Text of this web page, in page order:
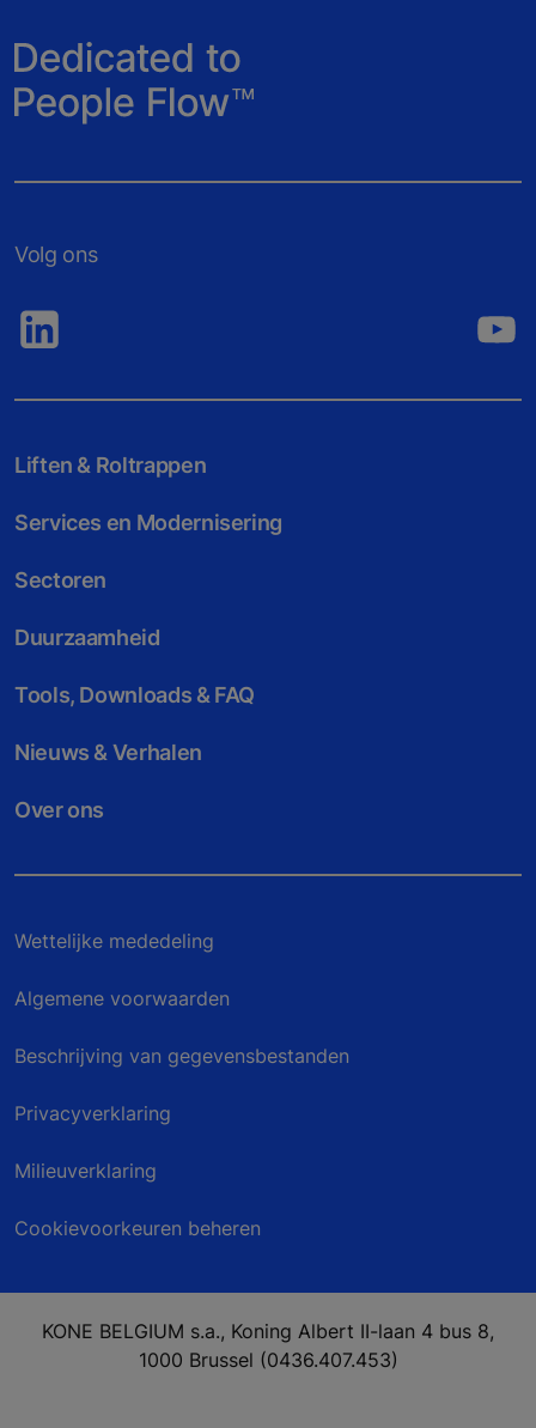
Volg ons
Liften & Roltrappen
Services en Modernisering
Sectoren
Duurzaamheid
Tools, Downloads & FAQ
Nieuws & Verhalen
Over ons
Wettelijke mededeling
Algemene voorwaarden
Beschrijving van gegevensbestanden
Privacyverklaring
Milieuverklaring
Cookievoorkeuren beheren
KONE BELGIUM s.a., Koning Albert II-laan 4 bus 8,
1000 Brussel (0436.407.453)